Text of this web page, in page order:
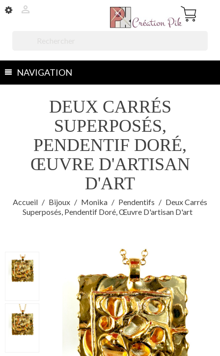


NAVIGATION
DEUX CARRÉS
SUPERPOSÉS,
PENDENTIF DORÉ,
ŒUVRE D'ARTISAN
D'ART
Accueil Bijoux Monika Pendentifs
Deux Carrés
Superposés, Pendentif Doré, Œuvre D'artisan D'art